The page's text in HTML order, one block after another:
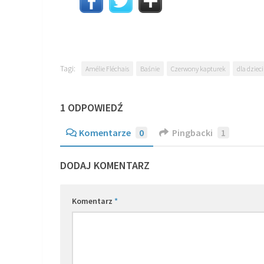
Tagi: Amélie Fléchais Baśnie Czerwony kapturek dla dzieci
1 ODPOWIEDŹ
Komentarze 0 Pingbacki 1
DODAJ KOMENTARZ
Komentarz *